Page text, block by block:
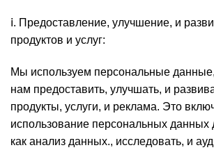
ⅰ. Предоставление, улучшение, и
продуктов и услуг:
Мы используем персональные
нам предоставить, улучшать, и
продукты, услуги, и реклама. Это
использование персональных данных
как анализ данных., исследовать, и